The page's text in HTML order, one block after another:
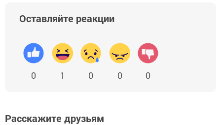
Оставляйте реакции
0 1 0 0 0
Расскажите друзьям